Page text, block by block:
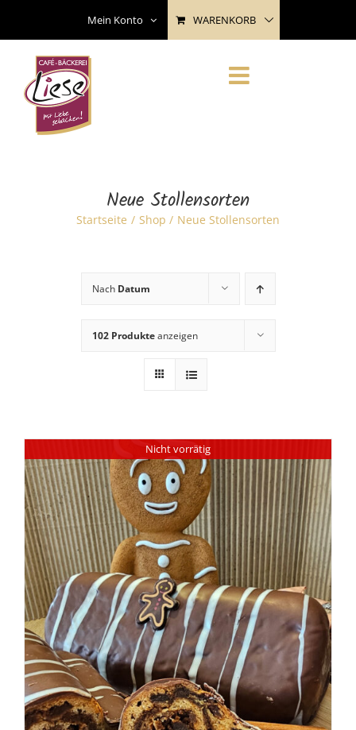
content
Mein Konto WARENKORB
Neue Stollensorten
Startseite Shop Neue Stollensorten
Nach Datum
102 Produkteanzeigen
Nicht vorrätig